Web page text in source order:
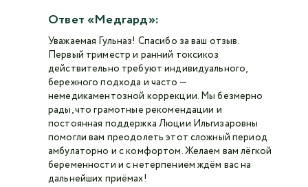
Ответ «Медгард»:
Уважаемая Гульназ! Спасибо за ваш отзыв.
Первый триместр и ранний токсикоз
действительно требуют индивидуального,
бережного подхода и часто —
немедикаментозной коррекции. Мы безмерно
рады, что грамотные рекомендации и
постоянная поддержка Люции Ильгизаровны
помогли вам преодолеть этот сложный период
амбулаторно и с комфортом. Желаем вам лёгкой
беременности и с нетерпением ждём вас на
дальнейших приёмах!